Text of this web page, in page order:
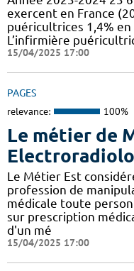
exercent en France
puéricultrices 1,4%
L’infirmière
15/04/2025 17:00
PAGES
relevance: 100%
Le métier de
Le Métier Est
profession de
médicale toute
sur prescription
d'un mé
15/04/2025 17:00